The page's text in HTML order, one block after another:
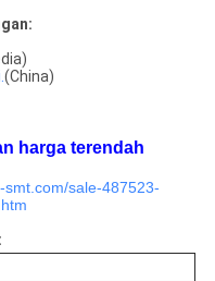
(China)
harga terendah
smt.com/sale-487523-